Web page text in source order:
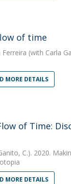
of time
Ferreira (with Carla
MORE DETAILS
of Time:
C.). 2020.
MORE DETAILS